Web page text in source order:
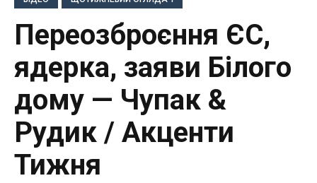
Переозброєння ЄС,
ядерка, заяви Білого
дому — Чупак &
Рудик / Акценти
Тижня